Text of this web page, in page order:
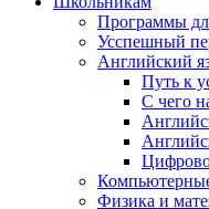
Программы
Усспешный
Английский
Путь к
С чего
Физика и